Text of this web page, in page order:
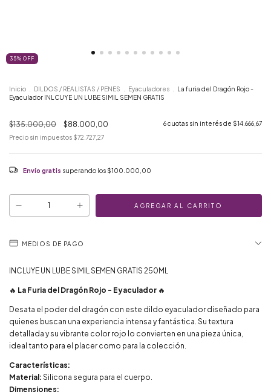
35% OFF
Inicio DILDOS / REALISTAS / PENES Eyaculadores
La furia del Dragón Rojo -
Eyaculador INLCUYE UN LUBE SIMIL SEMEN GRATIS
$135.000,00 $88.000,00 6cuotas sin interés de $14.666,67
Precio sin impuestos $72.727,27
Envío gratis superando los $100.000,00
MEDIOS DE PAGO
INCLUYE UN LUBE SIMIL SEMEN GRATIS 250ML
🔥 La Furia del Dragón Rojo - Eyaculador 🔥
Desata el poder del dragón con este dildo eyaculador diseñado para
quienes buscan una experiencia intensa y fantástica. Su textura
detallada y su vibrante color rojo lo convierten en una pieza única,
ideal tanto para el placer como para la colección.
Características:
Material: Silicona segura para el cuerpo.
Dimensiones: